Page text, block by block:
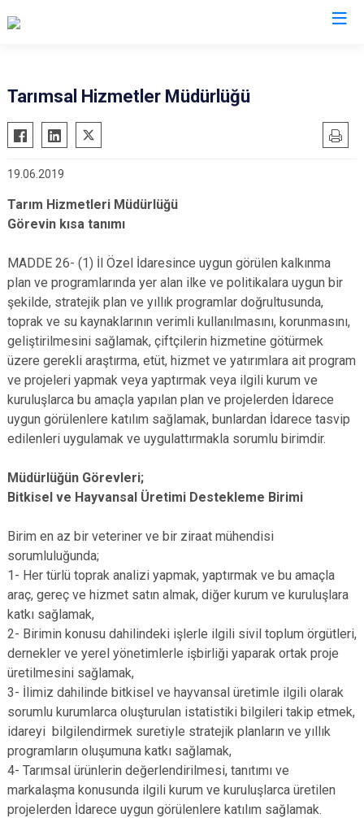
Tarımsal Hizmetler Müdürlüğü
19.06.2019
Tarım Hizmetleri Müdürlüğü
Görevin kısa tanımı
MADDE 26- (1) İl Özel İdaresince uygun görülen kalkınma
plan ve programlarında yer alan ilke ve politikalara uygun bir
şekilde, stratejik plan ve yıllık programlar doğrultusunda,
toprak ve su kaynaklarının verimli kullanılmasını, korunmasını,
geliştirilmesini sağlamak, çiftçilerin hizmetine götürmek
üzere gerekli araştırma, etüt, hizmet ve yatırımlara ait program
ve projeleri yapmak veya yaptırmak veya ilgili kurum ve
kuruluşlarca bu amaçla yapılan plan ve projelerden İdarece
uygun görülenlere katılım sağlamak, bunlardan İdarece tasvip
edilenleri uygulamak ve uygulattırmakla sorumlu birimdir.
Müdürlüğün Görevleri;
Bitkisel ve Hayvansal Üretimi Destekleme Birimi
Birim en az bir veteriner ve bir ziraat mühendisi
sorumluluğunda;
1- Her türlü toprak analizi yapmak, yaptırmak ve bu amaçla
araç, gereç ve hizmet satın almak, diğer kurum ve kuruluşlara
katkı sağlamak,
2- Birimin konusu dahilindeki işlerle ilgili sivil toplum örgütleri,
dernekler ve yerel yönetimlerle işbirliği yaparak ortak proje
üretilmesini sağlamak,
3- İlimiz dahilinde bitkisel ve hayvansal üretimle ilgili olarak
sorumlu kurumlarca oluşturulan istatistiki bilgileri takip etmek,
idareyi bilgilendirmek suretiyle stratejik planların ve yıllık
programların oluşumuna katkı sağlamak,
4- Tarımsal ürünlerin değerlendirilmesi, tanıtımı ve
markalaşma konusunda ilgili kurum ve kuruluşlarca üretilen
projelerden İdarece uygun görülenlere katılım sağlamak.